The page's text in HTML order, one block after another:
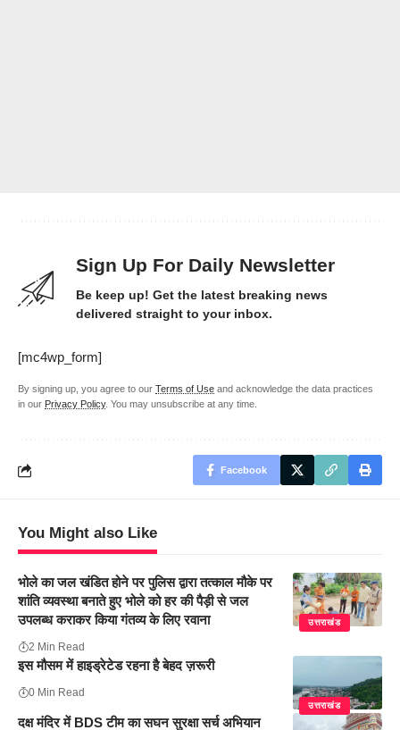
Sign Up For Daily Newsletter
Be keep up! Get the latest breaking news
delivered straight to your inbox.
[mc4wp_form]
By signing up, you agree to our Terms of Use and acknowledge the data practices
in our Privacy Policy. You may unsubscribe at any time.
Facebook
You Might also Like
उत्तराखंड
भोले का जल खंडित होने पर पुलिस द्वारा तत्काल मौके पर
शांति व्यवस्था बनाते हुए भोले को हर की पैड़ी से जल
उपलब्ध कराकर किया गंतव्य के लिए रवाना
2 Min Read
उत्तराखंड
इस मौसम में हाइड्रेटेड रहना है बेहद ज़रूरी
0 Min Read
दक्ष मंदिर में BDS टीम का सघन सुरक्षा सर्च अभियान